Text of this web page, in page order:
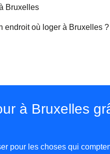
Bruxelles
endroit où loger à Bruxelles
à Bruxelles
pour les choses qui